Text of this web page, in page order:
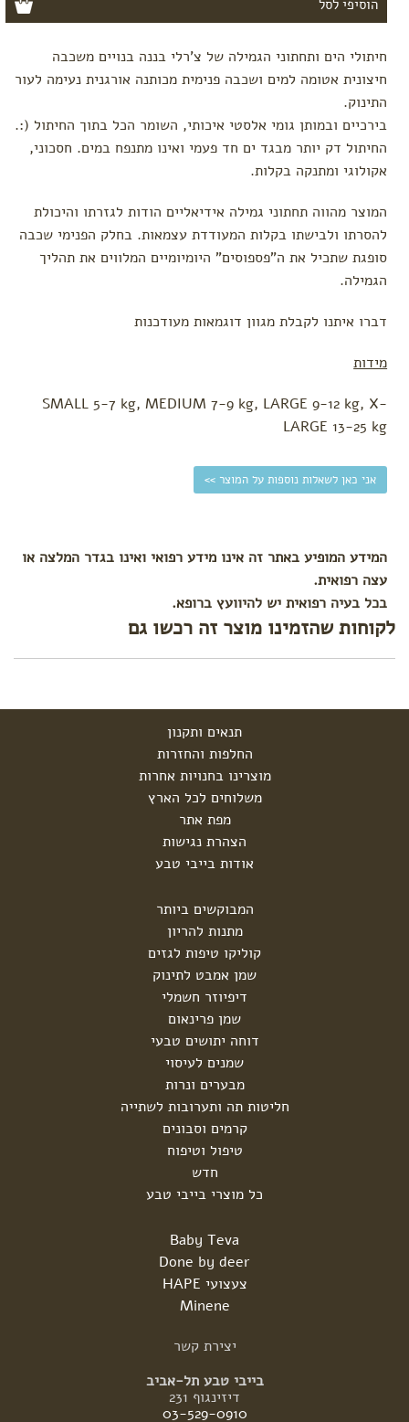
לטיול
בגדי
ים
חיתולים
רב
פעמיים
חיתולי
טטרה
עגלה
לפי צורך
הקלת
גזים
שיניים
צינון
עקיצות
הרגעה
ושינה
טיפול
בבעיות
עור
חיתולי הים ותחתוני הגמילה של צ'רלי בננה בנויים משכבה
חיצונית אטומה למים ושכבה פנימית מכותנה אורגנית נעימה לעור
התינוק.
בירכיים ובמותן גומי אלסטי איכותי, השומר הכל בתוך החיתול (:.
החיתול דק יותר מבגד ים חד פעמי ואינו מתנפח במים. חסכוני,
אקולוגי ומתנקה בקלות.
המוצר מהווה תחתוני גמילה אידיאליים הודות לגזרתו והיכולת
להסרתו ולבישתו בקלות המעודדת עצמאות. בחלק הפנימי שכבה
סופגת שתכיל את ה"פספוסים" היומיומיים המלווים את תהליך
הגמילה.
דברו איתנו לקבלת מגוון דוגמאות מעודכנות
מידות
SMALL 5-7 kg, MEDIUM 7-9 kg, LARGE 9-12 kg, X-
LARGE 13-25 kg
אני כאן לשאלות נוספות על המוצר >>
המידע המופיע באתר זה אינו מידע רפואי ואינו בגדר המלצה או
עצה רפואית.
בכל בעיה רפואית יש להיוועץ ברופא.
לקוחות שהזמינו מוצר זה רכשו גם
תנאים ותקנון
החלפות והחזרות
מוצרינו בחנויות אחרות
משלוחים לכל הארץ
מפת אתר
הצהרת נגישות
אודות בייבי טבע
המבוקשים ביותר
מתנות להריון
קוליקו טיפות לגזים
שמן אמבט לתינוק
דיפיוזר חשמלי
שמן פרינאום
דוחה יתושים טבעי
שמנים לעיסוי
מבערים ונרות
חליטות תה ותערובות לשתייה
קרמים וסבונים
טיפול וטיפוח
חדש
כל מוצרי בייבי טבע
Baby Teva
Done by deer
צעצועי HAPE
Minene
יצירת קשר
בייבי טבע תל-אביב
דיזינגוף 231
03-529-0910